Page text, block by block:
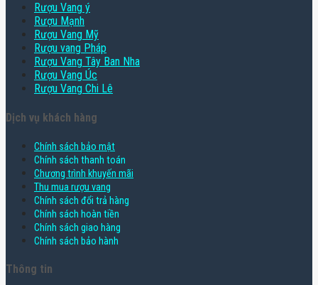
Rượu Vang ý
Rượu Mạnh
Rượu Vang Mỹ
Rượu vang Pháp
Rượu Vang Tây Ban Nha
Rượu Vang Úc
Rượu Vang Chi Lê
Dịch vụ khách hàng
Chính sách bảo mật
Chính sách thanh toán
Chương trình khuyến mãi
Thu mua rượu vang
Chính sách đổi trả hàng
Chính sách hoàn tiền
Chính sách giao hàng
Chính sách bảo hành
Thông tin